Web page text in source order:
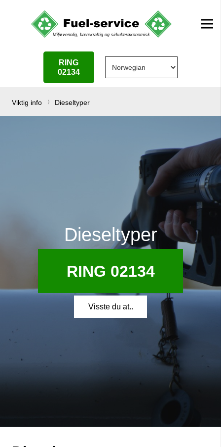
RING
02134
Viktig info Dieseltyper
Dieseltyper
RING 02134
Visste du at..